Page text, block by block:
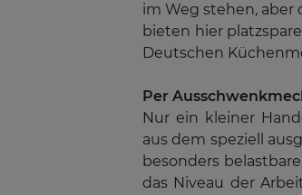
im Weg stehen,
bieten hier
Deutschen
Per
Nur ein kleiner
aus dem speziell
besonders
das Niveau der